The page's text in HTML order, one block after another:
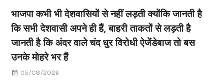
भाजपा कभी भी देशवासियों से नहीं लड़ती क्योंकि जानती है
कि सभी देशवासी अपने ही हैं, बाहरी ताकतों से लड़ती है
जानती है कि अंदर वाले चंद धुर विरोधी ऐजेंडेबाज तो बस
उनके मोहरे भर हैं
05/08/2026